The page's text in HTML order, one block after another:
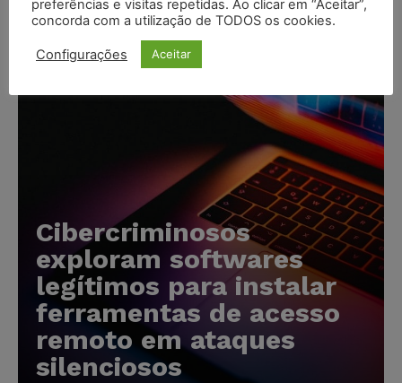
Popular
Cibercriminosos
exploram softwares
legítimos para instalar
ferramentas de acesso
remoto em ataques
silenciosos
preferências e visitas repetidas. Ao clicar em “Aceitar”,
concorda com a utilização de TODOS os cookies.
Configurações Aceitar